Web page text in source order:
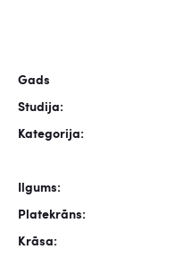
Gads
Studija:
Kategorija:
Ilgums:
Platekrāns:
Krāsa: